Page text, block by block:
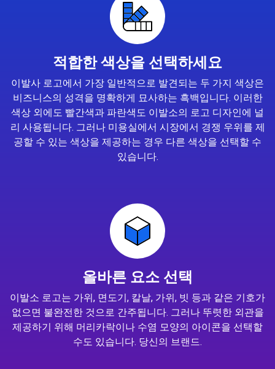
적합한 색상을 선택하세요
이발사 로고에서 가장 일반적으로 발견되는 두 가지 색상은
비즈니스의 성격을 명확하게 묘사하는 흑백입니다. 이러한
색상 외에도 빨간색과 파란색도 이발소의 로고 디자인에 널
리 사용됩니다. 그러나 미용실에서 시장에서 경쟁 우위를 제
공할 수 있는 색상을 제공하는 경우 다른 색상을 선택할 수
있습니다.
올바른 요소 선택
이발소 로고는 가위, 면도기, 칼날, 가위, 빗 등과 같은 기호가
없으면 불완전한 것으로 간주됩니다. 그러나 뚜렷한 외관을
제공하기 위해 머리카락이나 수염 모양의 아이콘을 선택할
수도 있습니다. 당신의 브랜드.